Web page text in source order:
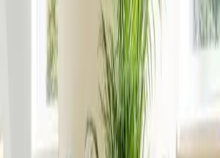
mit Hydromassage
ist ideal für einige Minuten tiefer
Sauna. Warmes Wasser und Wassermassage
und fördern die Durchblutung.